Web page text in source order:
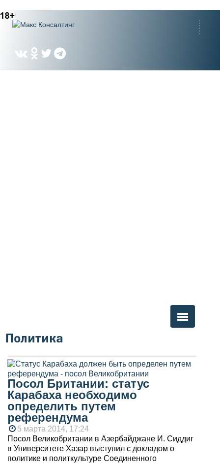
Вы здесь
Политика
Посол Британии: статус
Карабаха необходимо
определить путем
референдума
5 марта 2014, 17:24
Посол Великобритании в Азербайджане И. Сиддиг
в Университете Хазар выступил с докладом о
политике и политкультуре Соединенного